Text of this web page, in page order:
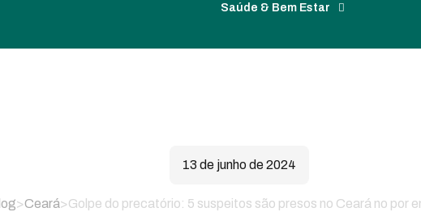
Saúde & Bem Estar
13 de junho de 2024
>Ceará>Golpe do precatório: 5 suspeitos são presos no Ceará no por